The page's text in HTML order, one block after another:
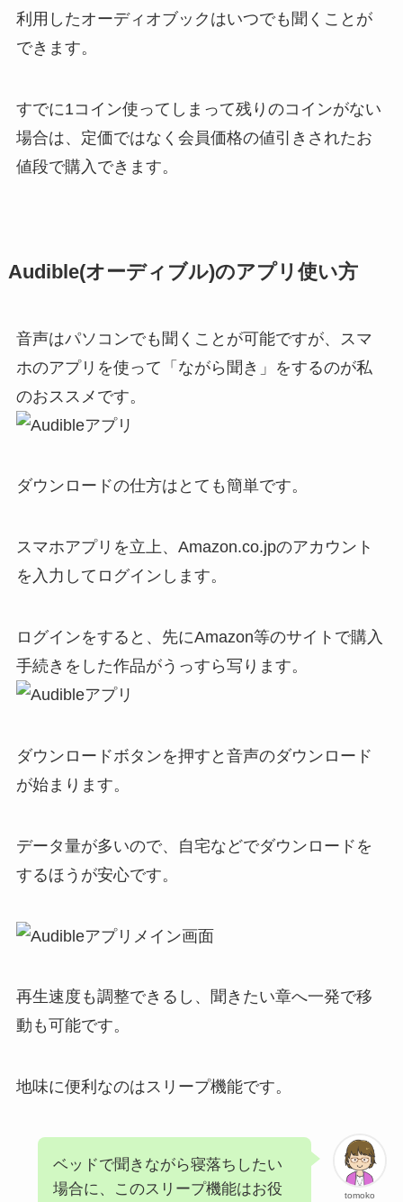
利用したオーディオブックはいつでも聞くことが
できます。
すでに1コイン使ってしまって残りのコインがない
場合は、定価ではなく会員価格の値引きされたお
値段で購入できます。
Audible(オーディブル)のアプリ使い方
音声はパソコンでも聞くことが可能ですが、スマ
ホのアプリを使って「ながら聞き」をするのが私
のおススメです。
ダウンロードの仕方はとても簡単です。
スマホアプリを立上、Amazon.co.jpのアカウント
を入力してログインします。
ログインをすると、先にAmazon等のサイトで購入
手続きをした作品がうっすら写ります。
ダウンロードボタンを押すと音声のダウンロード
が始まります。
データ量が多いので、自宅などでダウンロードを
するほうが安心です。
再生速度も調整できるし、聞きたい章へ一発で移
動も可能です。
地味に便利なのはスリープ機能です。
tomoko
ベッドで聞きながら寝落ちしたい
場合に、このスリープ機能はお役